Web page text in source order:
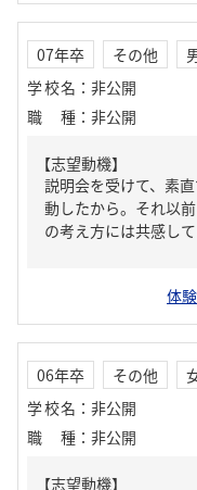
07年卒 その他
学校名 ： 非公開
職種 ： 非公開
【志望動機】
説明会を受けて、素
動したから。それ以
の考え方には共感し
体
06年卒 その他
学校名 ： 非公開
職種 ： 非公開
【志望動機】